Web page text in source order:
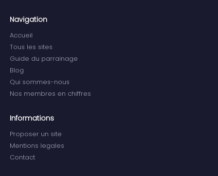
Navigation
Accueil
Tous les sites
Guide du parrainage
Blog
Qui sommes-nous
Nos membres en chiffres
Informations
Proposer un site
Mentions legales
Contact